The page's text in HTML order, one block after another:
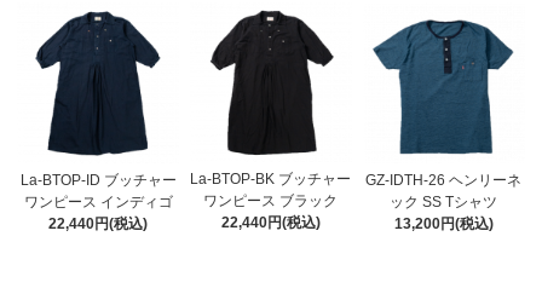
La-BTOP-ID ブッチャー
ワンピース インディゴ
22,440円(税込)
La-BTOP-BK ブッチャー
ワンピース ブラック
22,440円(税込)
GZ-IDTH-26 ヘンリーネ
ック SS Tシャツ
13,200円(税込)